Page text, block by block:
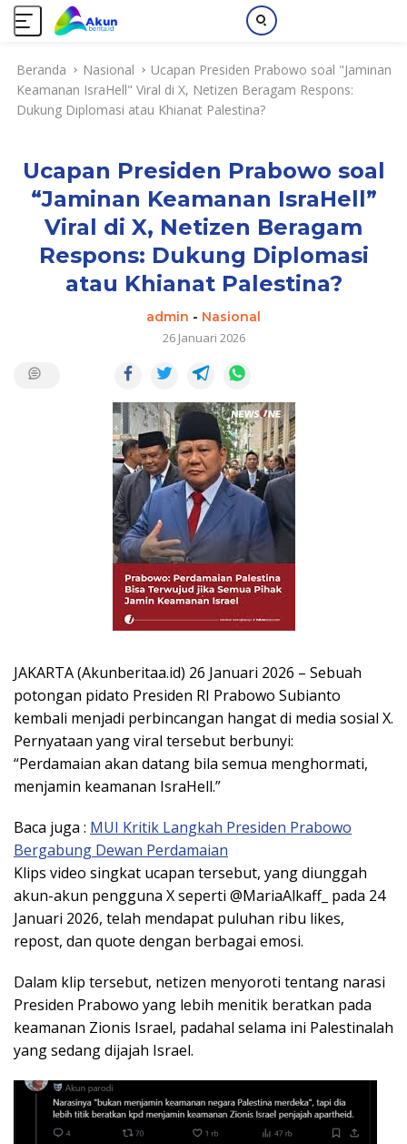
Beranda Nasional
Ucapan Presiden Prabowo soal "Jaminan
Keamanan IsraHell" Viral di X, Netizen Beragam Respons:
Dukung Diplomasi atau Khianat Palestina?
Ucapan Presiden Prabowo soal
“Jaminan Keamanan IsraHell”
Viral di X, Netizen Beragam
Respons: Dukung Diplomasi
atau Khianat Palestina?
admin - Nasional
26 Januari 2026
JAKARTA (Akunberitaa.id) 26 Januari 2026 – Sebuah
potongan pidato Presiden RI Prabowo Subianto
kembali menjadi perbincangan hangat di media sosial X.
Pernyataan yang viral tersebut berbunyi:
“Perdamaian akan datang bila semua menghormati,
menjamin keamanan IsraHell.”
Baca juga : MUI Kritik Langkah Presiden Prabowo
Bergabung Dewan Perdamaian
Klips video singkat ucapan tersebut, yang diunggah
akun-akun pengguna X seperti @MariaAlkaff_ pada 24
Januari 2026, telah mendapat puluhan ribu likes,
repost, dan quote dengan berbagai emosi.
Dalam klip tersebut, netizen menyoroti tentang narasi
Presiden Prabowo yang lebih menitik beratkan pada
keamanan Zionis Israel, padahal selama ini Palestinalah
yang sedang dijajah Israel.